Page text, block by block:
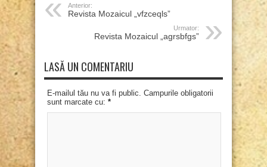
Anterior:
Revista Mozaicul „vfzceqls”
Urmator:
Revista Mozaicul „agrsbfgs”
LASĂ UN COMENTARIU
E-mailul tău nu va fi public. Campurile obligatorii
sunt marcate cu: *